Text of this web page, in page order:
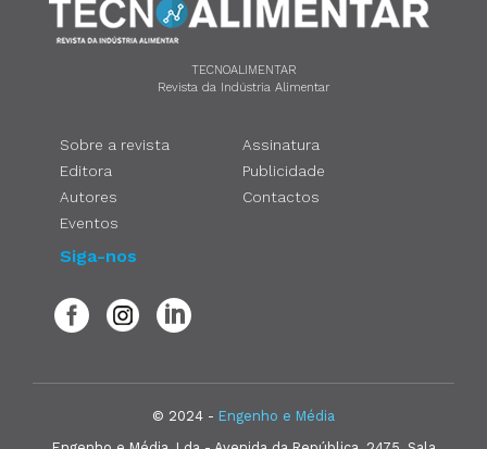
TECNOALIMENTAR
Revista da Indústria Alimentar
Sobre a revista
Editora
Autores
Eventos
Assinatura
Publicidade
Contactos
Siga-nos
© 2024 - Engenho e Média